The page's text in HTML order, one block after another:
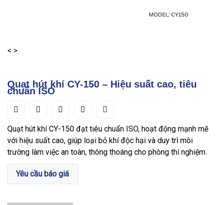
< >
Quạt hút khí CY-150 – Hiệu suất cao, tiêu
chuẩn ISO
Quạt hút khí CY-150 đạt tiêu chuẩn ISO, hoạt động mạnh mẽ
với hiệu suất cao, giúp loại bỏ khí độc hại và duy trì môi
trường làm việc an toàn, thông thoáng cho phòng thí nghiệm.
Yêu cầu báo giá